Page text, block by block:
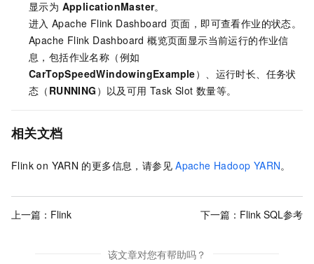
显示为 ApplicationMaster。
进入 Apache Flink Dashboard 页面，即可查看作业的状态。
Apache Flink Dashboard 概览页面显示当前运行的作业信
息，包括作业名称（例如
CarTopSpeedWindowingExample）、运行时长、任务状
态（ RUNNING ）以及可用 Task Slot 数量等。
相关文档
Flink on YARN 的更多信息，请参见 Apache Hadoop YARN。
上一篇： Flink 下一篇： Flink SQL参考
该文章对您有帮助吗？